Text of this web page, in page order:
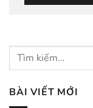
BÀI VIẾT MỚI